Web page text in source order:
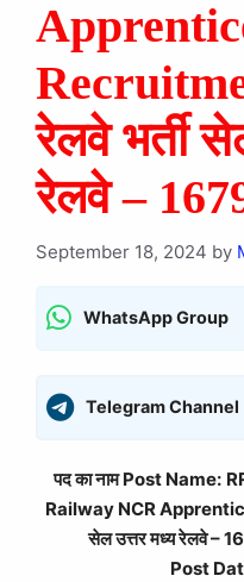
रेलवे भर्ती
रेलवे – 1679
September 18, 2024 by
WhatsApp Group
Telegram Channel
पद का नाम Post Name:
Railway NCR
सेल उत्तर मध्य रेलवे –
Post